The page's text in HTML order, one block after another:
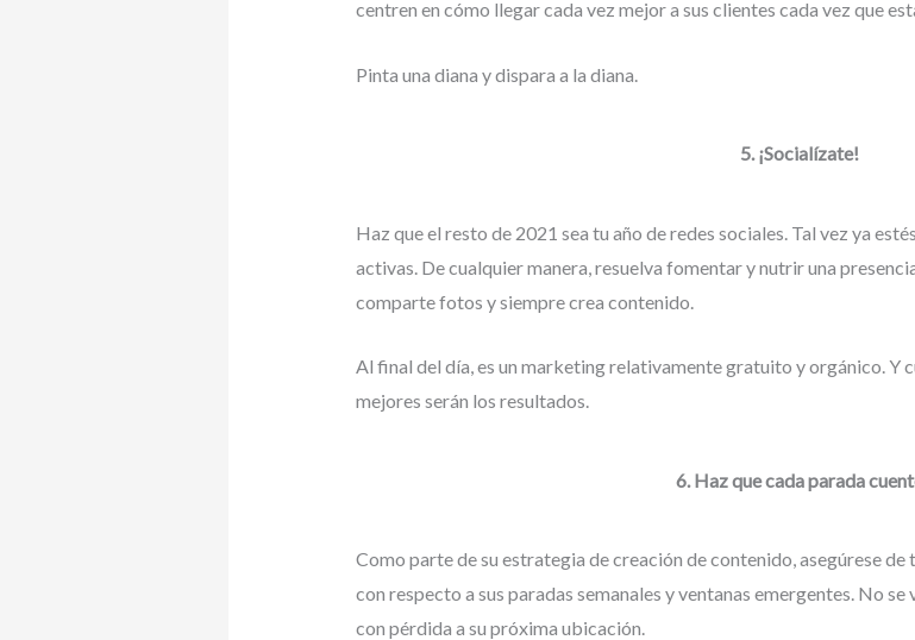
centren en cómo llegar cada vez mejor a sus clientes cada vez que
Pinta una diana y dispara a la diana.
5. ¡Socialízate!
Haz que el resto de 2021 sea tu año de redes sociales. Tal vez ya
activas. De cualquier manera, resuelva fomentar y nutrir una
comparte fotos y siempre crea contenido.
Al final del día, es un marketing relativamente gratuito y orgánico. Y
mejores serán los resultados.
6. Haz que cada parada
Como parte de su estrategia de creación de contenido, asegúrese de
con respecto a sus paradas semanales y ventanas emergentes. No
con pérdida a su próxima ubicación.